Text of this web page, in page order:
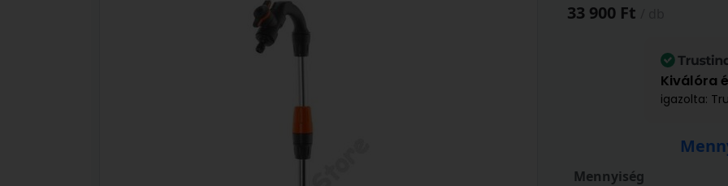
33 900 Ft
Kiválóra
igazolta:
Mennyiség